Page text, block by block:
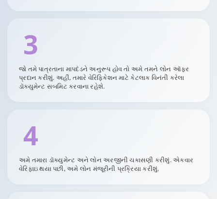
3
જો તમે પાત્રતાના માપદંડને અનુરૂપ હોવ તો અમે તમને લોન ઑફર
પ્રદાન કરીશું. અહીં, તમારે વેરિફિકેશન માટે કેટલાક વિનંતી કરેલા
ડૉક્યુમેન્ટ સબમિટ કરવાના રહેશે.
4
અમે તમારા ડૉક્યુમેન્ટ અને લોન અરજીની ચકાસણી કરીશું. એકવાર
વેરિફાઇ થયા પછી, અમે લોન મંજૂરીની પ્રક્રિયા કરીશું.